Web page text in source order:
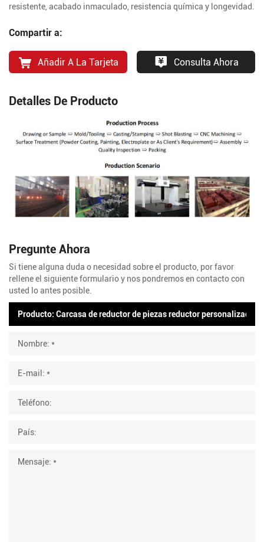
resistente, acabado inmaculado, resistencia química y longevidad.
Compartir a:
Añadir A La Tarjeta Consulta Ahora
Detalles De Producto
Pregunte Ahora
Si tiene alguna duda o necesidad sobre el producto, por favor
rellene el siguiente formulario y nos pondremos en contacto con
usted lo antes posible.